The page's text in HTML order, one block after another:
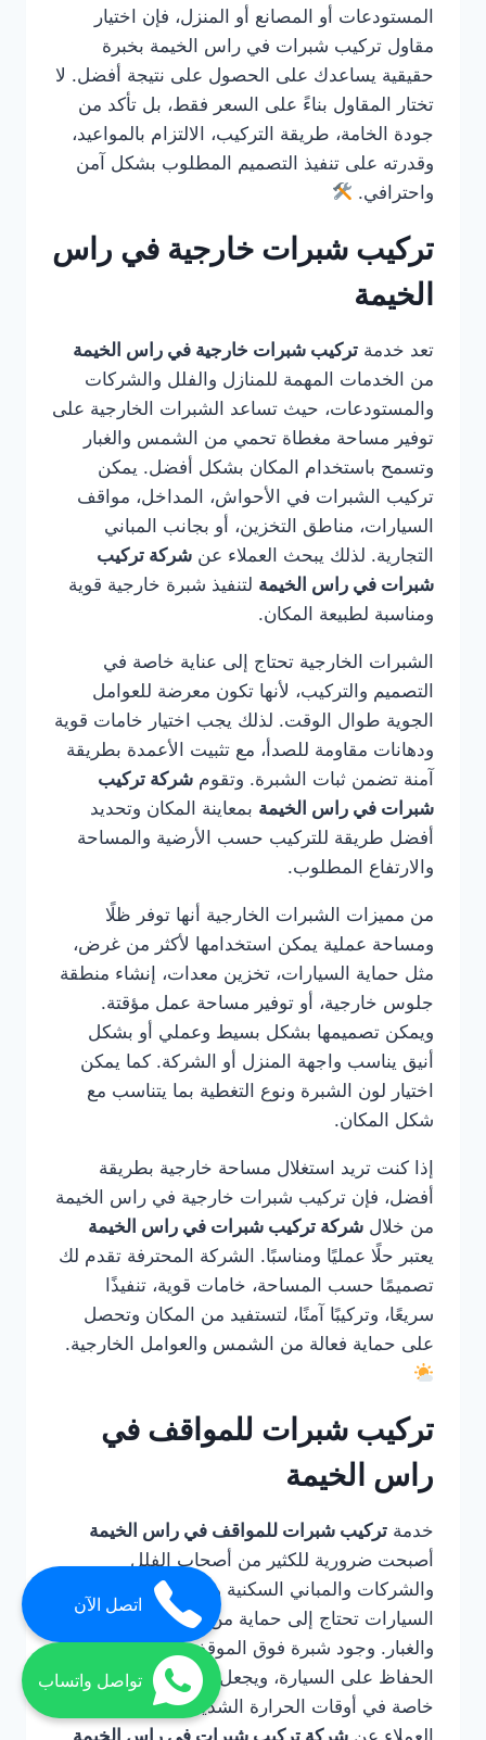
المستودعات أو المصانع أو المنزل، فإن اختيار
مقاول تركيب شبرات في راس الخيمة بخبرة
حقيقية يساعدك على الحصول على نتيجة أفضل. لا
تختار المقاول بناءً على السعر فقط، بل تأكد من
جودة الخامة، طريقة التركيب، الالتزام بالمواعيد،
وقدرته على تنفيذ التصميم المطلوب بشكل آمن
واحترافي.
تركيب شبرات خارجية في راس
الخيمة
تعد خدمة تركيب شبرات خارجية في راس الخيمة
من الخدمات المهمة للمنازل والفلل والشركات
والمستودعات، حيث تساعد الشبرات الخارجية على
توفير مساحة مغطاة تحمي من الشمس والغبار
وتسمح باستخدام المكان بشكل أفضل. يمكن
تركيب الشبرات في الأحواش، المداخل، مواقف
السيارات، مناطق التخزين، أو بجانب المباني
التجارية. لذلك يبحث العملاء عن شركة تركيب
شبرات في راس الخيمة لتنفيذ شبرة خارجية قوية
ومناسبة لطبيعة المكان.
الشبرات الخارجية تحتاج إلى عناية خاصة في
التصميم والتركيب، لأنها تكون معرضة للعوامل
الجوية طوال الوقت. لذلك يجب اختيار خامات قوية
ودهانات مقاومة للصدأ، مع تثبيت الأعمدة بطريقة
آمنة تضمن ثبات الشبرة. وتقوم شركة تركيب
شبرات في راس الخيمة بمعاينة المكان وتحديد
أفضل طريقة للتركيب حسب الأرضية والمساحة
والارتفاع المطلوب.
من مميزات الشبرات الخارجية أنها توفر ظلًا
ومساحة عملية يمكن استخدامها لأكثر من غرض،
مثل حماية السيارات، تخزين معدات، إنشاء منطقة
جلوس خارجية، أو توفير مساحة عمل مؤقتة.
ويمكن تصميمها بشكل بسيط وعملي أو بشكل
أنيق يناسب واجهة المنزل أو الشركة. كما يمكن
اختيار لون الشبرة ونوع التغطية بما يتناسب مع
شكل المكان.
إذا كنت تريد استغلال مساحة خارجية بطريقة
أفضل، فإن تركيب شبرات خارجية في راس الخيمة
من خلال شركة تركيب شبرات في راس الخيمة
يعتبر حلًا عمليًا ومناسبًا. الشركة المحترفة تقدم لك
تصميمًا حسب المساحة، خامات قوية، تنفيذًا
سريعًا، وتركيبًا آمنًا، لتستفيد من المكان وتحصل
على حماية فعالة من الشمس والعوامل الخارجية.
تركيب شبرات للمواقف في
راس الخيمة
خدمة تركيب شبرات للمواقف في راس الخيمة
أصبحت ضرورية للكثير من أصحاب الفلل
والشركات والمباني السكنية والتجارية، لأن مواقف
السيارات تحتاج إلى حماية من الشمس والحرارة
والغبار. وجود شبرة فوق الموقف يساعد على
الحفاظ على السيارة، ويجعل استخدامها أكثر راحة
خاصة في أوقات الحرارة الشديدة. لذلك يبحث
اتصل الآن
تواصل واتساب